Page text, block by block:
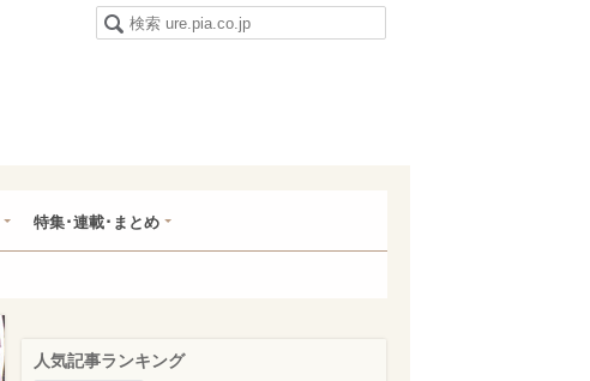
特集･連載･まとめ
人気記事ランキング